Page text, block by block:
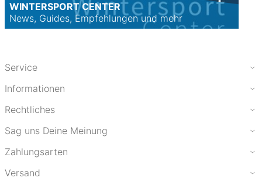
WINTERSPORT CENTER
News, Guides, Empfehlungen und mehr
Service
Informationen
Rechtliches
Sag uns Deine Meinung
Zahlungsarten
Versand